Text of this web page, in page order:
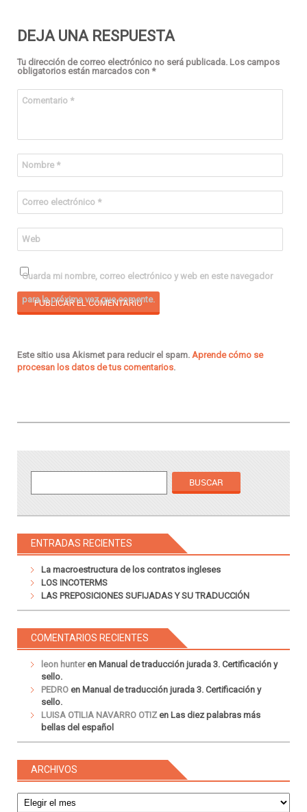
DEJA UNA RESPUESTA
Tu dirección de correo electrónico no será publicada. Los campos
obligatorios están marcados con *
Comentario *
Nombre *
Correo electrónico *
Web
Guarda mi nombre, correo electrónico y web en este navegador
para la próxima vez que comente.
Este sitio usa Akismet para reducir el spam. Aprende cómo se
procesan los datos de tus comentarios.
ENTRADAS RECIENTES
La macroestructura de los contratos ingleses
LOS INCOTERMS
LAS PREPOSICIONES SUFIJADAS Y SU TRADUCCIÓN
COMENTARIOS RECIENTES
leon hunteren Manual de traducción jurada 3. Certificación y
sello.
PEDRO en Manual de traducción jurada 3. Certificación y
sello.
LUISA OTILIA NAVARRO OTIZ en Las diez palabras más
bellas del español
ARCHIVOS